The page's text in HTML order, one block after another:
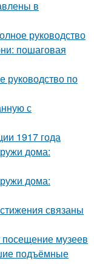
в
руководство
пошаговая
руководство по
с
1917 года
дома:
дома:
связаны
посещение музеев
подъёмные